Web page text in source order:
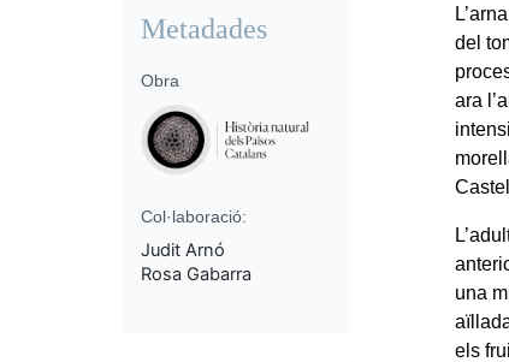
del
ara
una
els
Metadades
Obra
Col·laboració:
Judit Arnó
Rosa Gabarra